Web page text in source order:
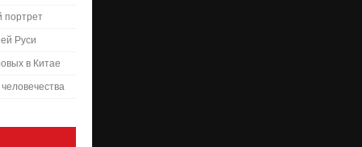
портрет
Руси
в Китае